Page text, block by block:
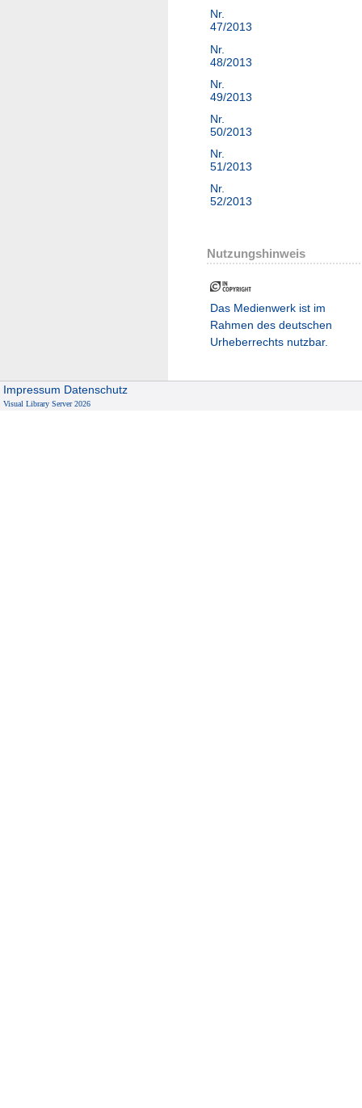
Nr.
47/2013
Nr.
48/2013
Nr.
49/2013
Nr.
50/2013
Nr.
51/2013
Nr.
52/2013
Nutzungshinweis
Das Medienwerk ist im
Rahmen des deutschen
Urheberrechts nutzbar.
Impressum Datenschutz
Visual Library Server 2026